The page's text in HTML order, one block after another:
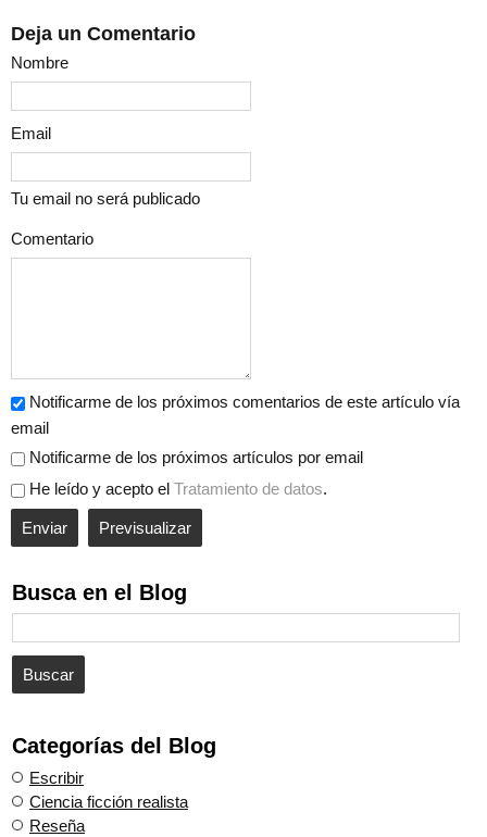
Busca en el Blog
Categorías del Blog
Escribir
Ciencia ficción realista
Reseña
Deja un Comentario
Nombre
Email
Tu email no será publicado
Comentario
Notificarme de los próximos comentarios de este artículo vía
email
Notificarme de los próximos artículos por email
He leído y acepto el Tratamiento de datos.